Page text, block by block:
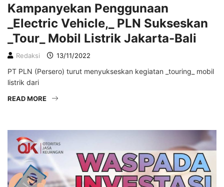
Kampanyekan Penggunaan
_Electric Vehicle,_ PLN Sukseskan
_Tour_ Mobil Listrik Jakarta-Bali
Redaksi 13/11/2022
PT PLN (Persero) turut menyukseskan kegiatan _touring_ mobil
listrik dari
READ MORE